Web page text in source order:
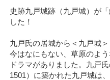
史跡九戸城跡（九戸城）が
した！
九戸氏の居城から＜九戸城＞
今はなにもない、草原のよ
ドラマがありました。九戸
1501）に築かれた九戸城は